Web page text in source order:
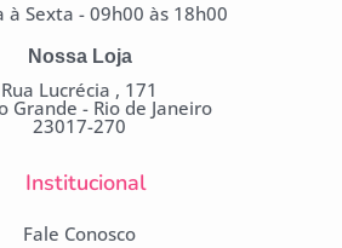
à Sexta - 09h00 às 18h00
Nossa Loja
Rua Lucrécia , 171
Grande - Rio de Janeiro
23017-270
Institucional
Fale Conosco